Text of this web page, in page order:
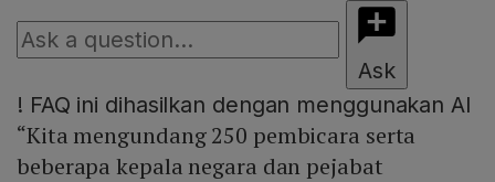
Ask
! FAQ ini dihasilkan dengan menggunakan AI
“Kita mengundang 250 pembicara serta
beberapa kepala negara dan pejabat